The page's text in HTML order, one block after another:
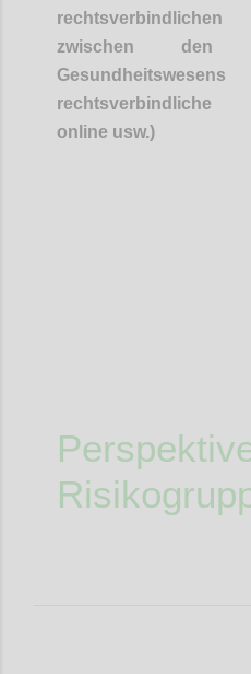
zwischen den
rechtsverbindliche
online usw.)